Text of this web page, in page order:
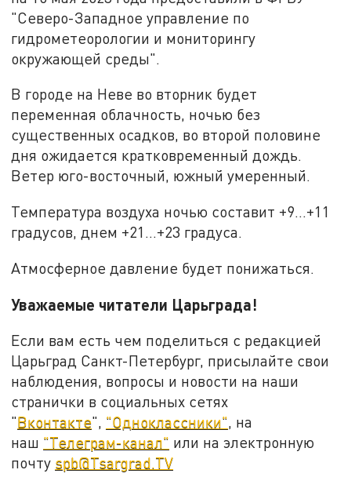
"Северо-Западное управление по
гидрометеорологии и мониторингу
окружающей среды".
В городе на Неве во вторник будет
переменная облачность, ночью без
существенных осадков, во второй половине
дня ожидается кратковременный дождь.
Ветер юго-восточный, южный умеренный.
Температура воздуха ночью составит +9...+11
градусов, днем +21...+23 градуса.
Атмосферное давление будет понижаться.
Уважаемые читатели Царьграда!
Если вам есть чем поделиться с редакцией
Царьград Санкт-Петербург, присылайте свои
наблюдения, вопросы и новости на наши
странички в социальных сетях
"Вконтакте", "Одноклассники", на
наш "Телеграм-канал" или на электронную
почту spb@Tsargrad.TV